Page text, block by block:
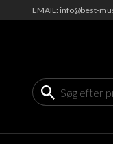
EMAIL: info@best-